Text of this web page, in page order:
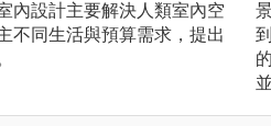
內設計主要解決人類室內空
不同生活與預算需求，提出